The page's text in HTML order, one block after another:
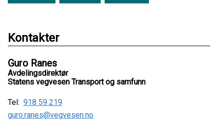
Kontakter
Guro Ranes
Avdelingsdirektør
Statens vegvesen Transport og samfunn
Tel: 918 59 219
guro.ranes@vegvesen.no